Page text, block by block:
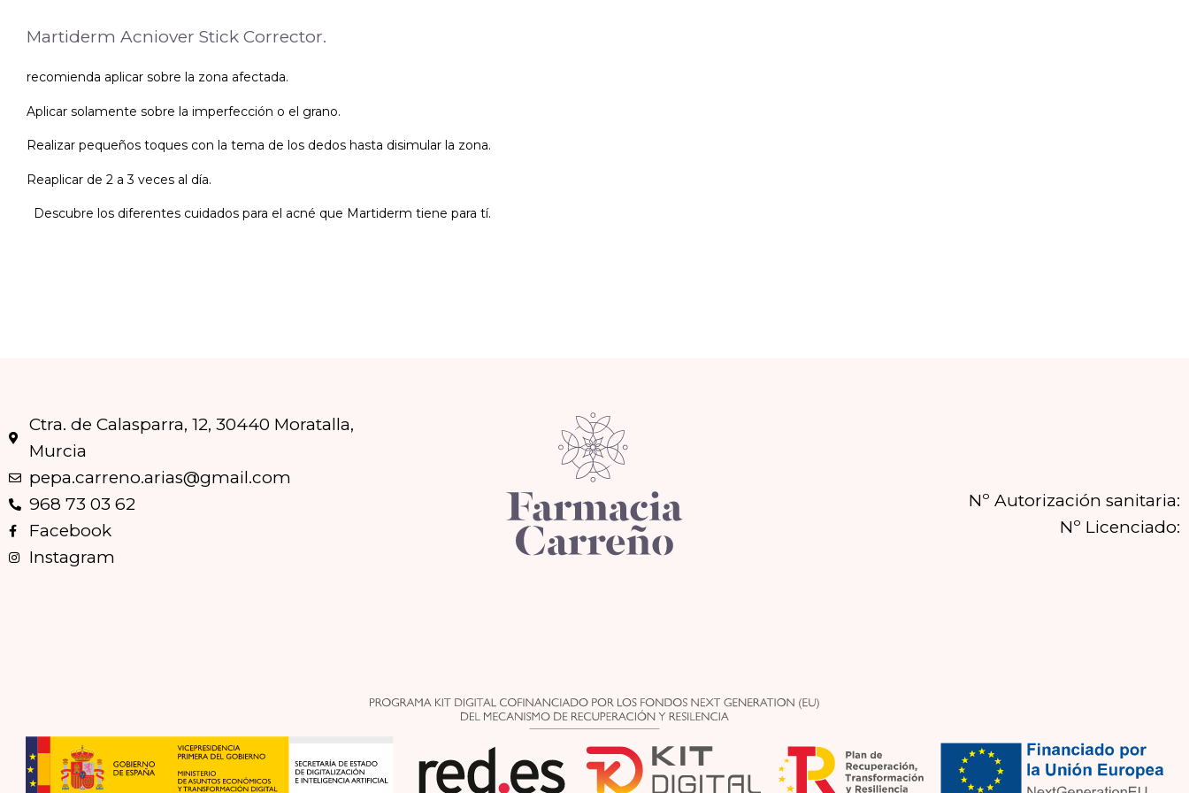
Martiderm Acniover Stick Corrector.
recomienda aplicar sobre la zona afectada.
Aplicar solamente sobre la imperfección o el grano.
Realizar pequeños toques con la tema de los dedos hasta disimular la zona.
Reaplicar de 2 a 3 veces al día.
Descubre los diferentes cuidados para el acné que Martiderm tiene para tí.
Ctra. de Calasparra, 12, 30440 Moratalla,
Murcia
pepa.carreno.arias@gmail.com
968 73 03 62
Facebook
Instagram
Nº Autorización sanitaria:
Nº Licenciado: